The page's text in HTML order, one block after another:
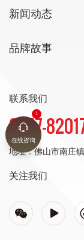
新闻动态
品牌故事
联系我们
0757-
地址：佛山市南庄
关注我们
在线咨询